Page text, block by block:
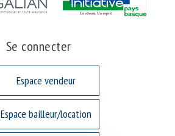
Se connecter
Espace vendeur
Espace bailleur/location